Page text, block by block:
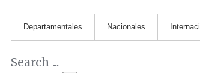
Departamentales Nacionales
Search ...